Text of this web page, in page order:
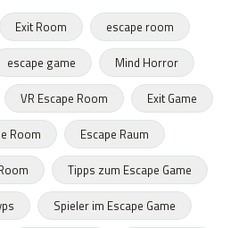
Exit Room
escape room
escape game
Mind Horror
VR Escape Room
Exit Game
Room
Escape Raum
Tipps zum Escape Game
Spieler im Escape Game